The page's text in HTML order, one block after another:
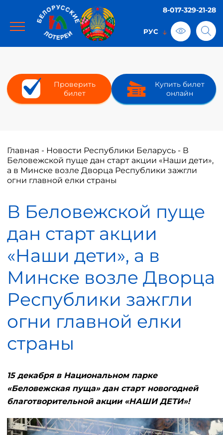
8-017-329-21-28
Проверить
билет
Купить билет
онлайн
Главная - Новости Республики Беларусь - В
Беловежской пуще дан старт акции «Наши дети»,
а в Минске возле Дворца Республики зажгли
огни главной елки страны
В Беловежской пуще
дан старт акции
«Наши дети», а в
Минске возле Дворца
Республики зажгли
огни главной елки
страны
15 декабря в Национальном парке
«Беловежская пуща» дан старт новогодней
благотворительной акции «НАШИ ДЕТИ»!